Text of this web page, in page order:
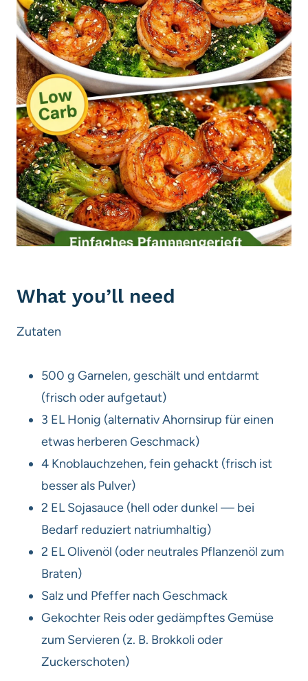
What you’ll need
Zutaten
500 g Garnelen, geschält und entdarmt
(frisch oder aufgetaut)
3 EL Honig (alternativ Ahornsirup für einen
etwas herberen Geschmack)
4 Knoblauchzehen, fein gehackt (frisch ist
besser als Pulver)
2 EL Sojasauce (hell oder dunkel — bei
Bedarf reduziert natriumhaltig)
2 EL Olivenöl (oder neutrales Pflanzenöl zum
Braten)
Salz und Pfeffer nach Geschmack
Gekochter Reis oder gedämpftes Gemüse
zum Servieren (z. B. Brokkoli oder
Zuckerschoten)